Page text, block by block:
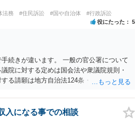
法務 #住民訴訟 #国や自治体 #行政訴訟
役にたった 5
続きが違います。 一般の官公署について
院に対する定めは国会法や衆議院規則・
る請願は地方自治法124条・125条が定め
入になる事での相談